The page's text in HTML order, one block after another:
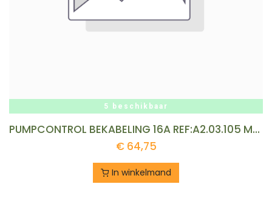
5 beschikbaar
PUMPCONTROL BEKABELING 16A REF:A2.03.105 MP&I
€ 64,75
In winkelmand